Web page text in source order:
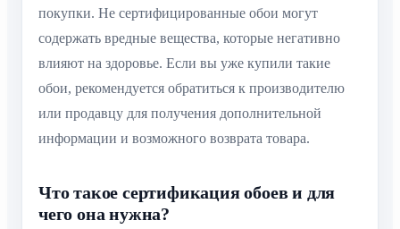
покупки. Не сертифицированные обои могут
содержать вредные вещества, которые негативно
влияют на здоровье. Если вы уже купили такие
обои, рекомендуется обратиться к производителю
или продавцу для получения дополнительной
информации и возможного возврата товара.
Что такое сертификация обоев и для
чего она нужна?